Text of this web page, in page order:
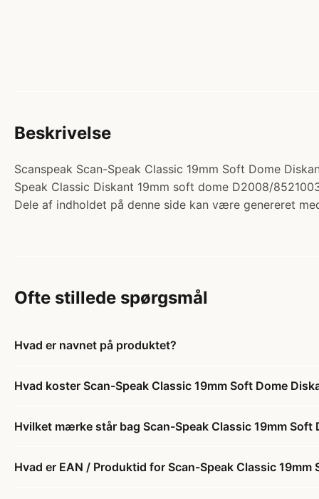
Beskrivelse
Scanspeak Scan-Speak Classic 19mm Soft Dome
Speak Classic Diskant 19mm soft dome D2008/
Dele af indholdet på denne side kan være genereret
Ofte stillede spørgsmål
Hvad er navnet på produktet?
Hvad koster Scan-Speak Classic 19mm Soft Dome
Hvilket mærke står bag Scan-Speak Classic 19mm
Hvad er EAN / Produktid for Scan-Speak Classic